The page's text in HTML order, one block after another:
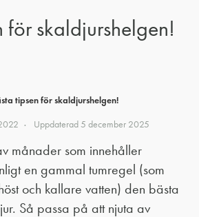
för skaldjurshelgen!
tipsen för skaldjurshelgen!
Uppdaterad5 december 2025
månader som innehåller
en gammal tumregel (som
och kallare vatten) den bästa
Så passa på att njuta av